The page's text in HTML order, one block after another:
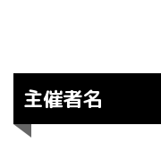
主催者名